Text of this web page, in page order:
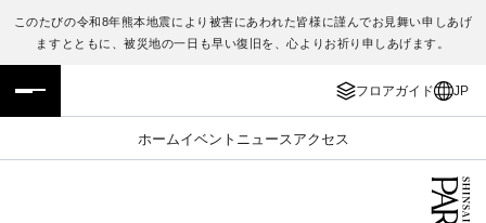
このたびの令和8年熊本地震により被害にあわれた皆様に謹んでお見舞い申しあげ
ますとともに、被災地の一日も早い復旧を、心よりお祈り申しあげます。
フロアガイド JP
ホームイベント ニュース アクセス
フロアガイド
施設案内・アクセス
ENGLISH
繁体字